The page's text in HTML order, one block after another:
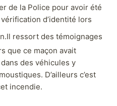
de la Police pour avoir été
d’identité lors
Il ressort des témoignages
que ce maçon avait
des véhicules y
D’ailleurs c’est
incendie.